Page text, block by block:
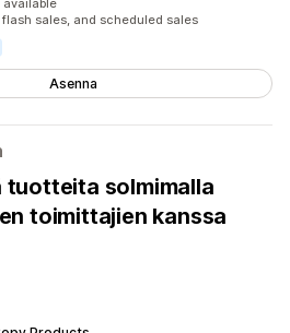
available
flash sales, and scheduled sales
Asenna
tuotteita solmimalla
toimittajien kanssa